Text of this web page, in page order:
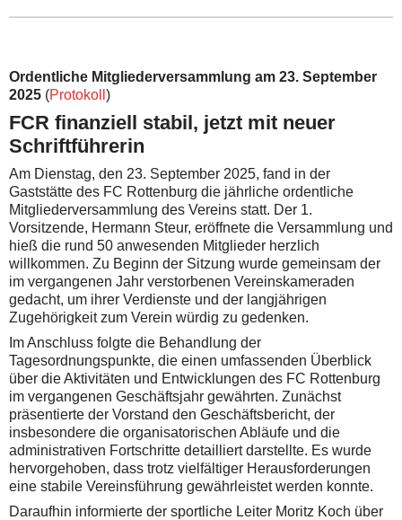
Ordentliche Mitgliederversammlung am 23. September
2025 (Protokoll )
FCR finanziell stabil, jetzt mit neuer
Schriftführerin
Am Dienstag, den 23. September 2025, fand in der
Gaststätte des FC Rottenburg die jährliche ordentliche
Mitgliederversammlung des Vereins statt. Der 1.
Vorsitzende, Hermann Steur, eröffnete die Versammlung und
hieß die rund 50 anwesenden Mitglieder herzlich
willkommen. Zu Beginn der Sitzung wurde gemeinsam der
im vergangenen Jahr verstorbenen Vereinskameraden
gedacht, um ihrer Verdienste und der langjährigen
Zugehörigkeit zum Verein würdig zu gedenken.
Im Anschluss folgte die Behandlung der
Tagesordnungspunkte, die einen umfassenden Überblick
über die Aktivitäten und Entwicklungen des FC Rottenburg
im vergangenen Geschäftsjahr gewährten. Zunächst
präsentierte der Vorstand den Geschäftsbericht, der
insbesondere die organisatorischen Abläufe und die
administrativen Fortschritte detailliert darstellte. Es wurde
hervorgehoben, dass trotz vielfältiger Herausforderungen
eine stabile Vereinsführung gewährleistet werden konnte.
Daraufhin informierte der sportliche Leiter Moritz Koch über